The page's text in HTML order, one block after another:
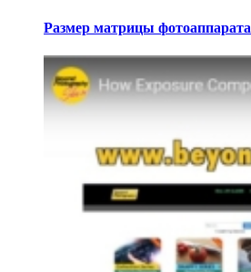
Размер матрицы фотоаппарата